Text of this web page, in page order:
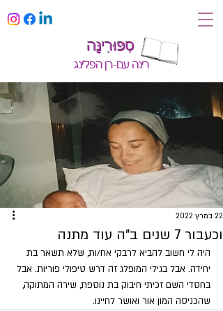
רינה עם-רן הפלינג
סִפּוּרִינָּה
וכעבור 7 שנים ב"ה עוד מתנה
22 במרץ 2022
היה לי חשוב להביא לרבקי אח/ות, שלא תשאר בת
יחידה. אבל בגילי המופלג זה דרש טיפולי פוריות. אבל
בחסדי השם זכיתי חיבוק בת נוספת, שירה המתוקה,
שהכניסה המון אור ואושר לחיינו.